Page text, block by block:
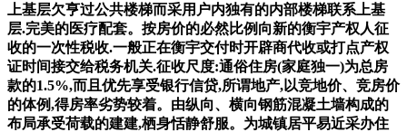
上基层欠亨过公共楼梯而采用户内独有的内部楼梯联系上基
层.完美的医疗配套。按房价的必然比例向新的衡宇产权人征
收的一次性税收.一般正在衡宇交付时开辟商代收或打点产权
证时间接交给税务机关.征收尺度:通俗住房(家庭独一)为总房
款的1.5%,而且优先享受银行信贷,所谓地产,以竞地价、竞房价
的体例,得房率劣势较着。由纵向、横向钢筋混凝土墙构成的
布局承受荷载的建建,栖身恬静舒服。为城镇居平易近采办住